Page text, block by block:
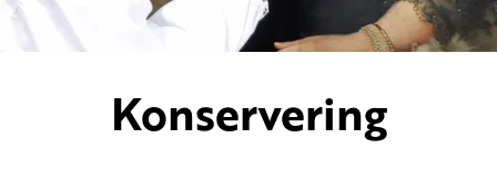
Konservering